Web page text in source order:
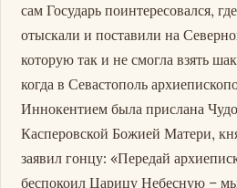
сам Государь поинтересовался,
отыскали и поставили на
которую так и не смогла взять
когда в Севастополь
Иннокентием была прислана
Касперовской Божией Матери,
заявил гонцу: «Передай
беспокоил Царицу Небесную –